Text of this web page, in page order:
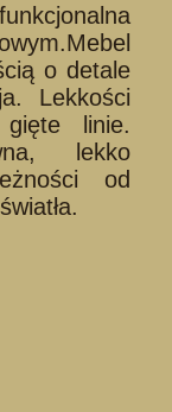
o detale
Lekkości
linie.
lekko
od